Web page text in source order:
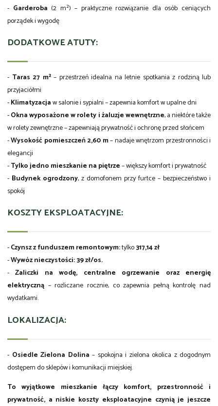
- Garderoba (2 m²) – praktyczne rozwiązanie dla osób ceniących
porządek i wygodę
DODATKOWE ATUTY:
- Taras 27 m²– przestrzeń idealna na letnie spotkania z rodziną lub
przyjaciółmi
-Klimatyzacjaw salonie i sypialni – zapewnia komfort w upalne dni
-Okna wyposażone w rolety i żaluzje wewnętrzne, a niektóre także
w rolety zewnętrzne – zapewniają prywatność i ochronę przed słońcem
-Wysokość pomieszczeń 2,60 m– nadaje wnętrzom przestronności i
elegancji
-Tylko jedno mieszkanie na piętrze– większy komfort i prywatność
- Budynek ogrodzony, z domofonem przy furtce – bezpieczeństwo i
spokój
KOSZTY EKSPLOATACYJNE:
-Czynsz z funduszem remontowym:tylko317,14 zł
-Wywóz nieczystości:39 zł/os.
-Zaliczki na wodę, centralne ogrzewanie oraz energię
elektryczną – rozliczane rocznie, co zapewnia pełną kontrolę nad
wydatkami.
LOKALIZACJA:
- Osiedle Zielona Dolina – spokojna i zielona okolica z dogodnym
dostępem do sklepów i komunikacji miejskiej.
To wyjątkowe mieszkanie łączy komfort, przestronność i
prywatność, a niskie koszty eksploatacyjne czynią je jeszcze